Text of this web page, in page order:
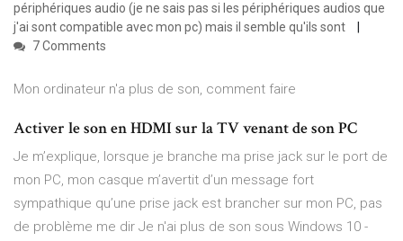
périphériques audio (je ne sais pas si les périphériques audios que
j'ai sont compatible avec mon pc) mais il semble qu'ils sont
7 Comments
Mon ordinateur n'a plus de son, comment faire
Activer le son en HDMI sur la TV venant de son PC
Je m’explique, lorsque je branche ma prise jack sur le port de
mon PC, mon casque m’avertit d’un message fort
sympathique qu’une prise jack est brancher sur mon PC, pas
de problème me dir Je n'ai plus de son sous Windows 10 -